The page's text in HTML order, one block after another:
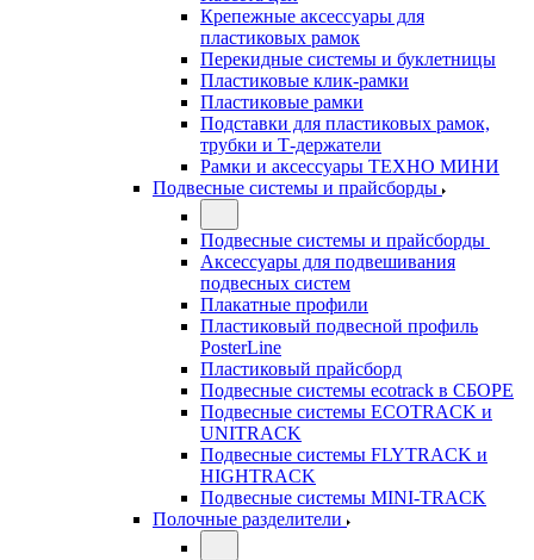
Крепежные аксессуары для
пластиковых рамок
Перекидные системы и буклетницы
Пластиковые клик-рамки
Пластиковые рамки
Подставки для пластиковых рамок,
трубки и Т-держатели
Рамки и аксессуары ТЕХНО МИНИ
Подвесные системы и прайсборды
Подвесные системы и прайсборды
Аксессуары для подвешивания
подвесных систем
Плакатные профили
Пластиковый подвесной профиль
PosterLine
Пластиковый прайсборд
Подвесные системы ecotrack в СБОРЕ
Подвесные системы ECOTRACK и
UNITRACK
Подвесные системы FLYTRACK и
HIGHTRACK
Подвесные системы MINI-TRACK
Полочные разделители